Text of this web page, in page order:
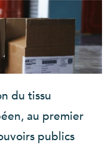
du tissu
au premier
publics